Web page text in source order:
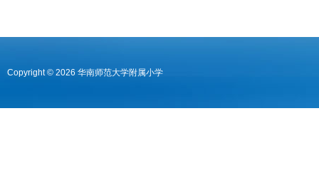
Copyright © 2026 华南师范大学附属小学